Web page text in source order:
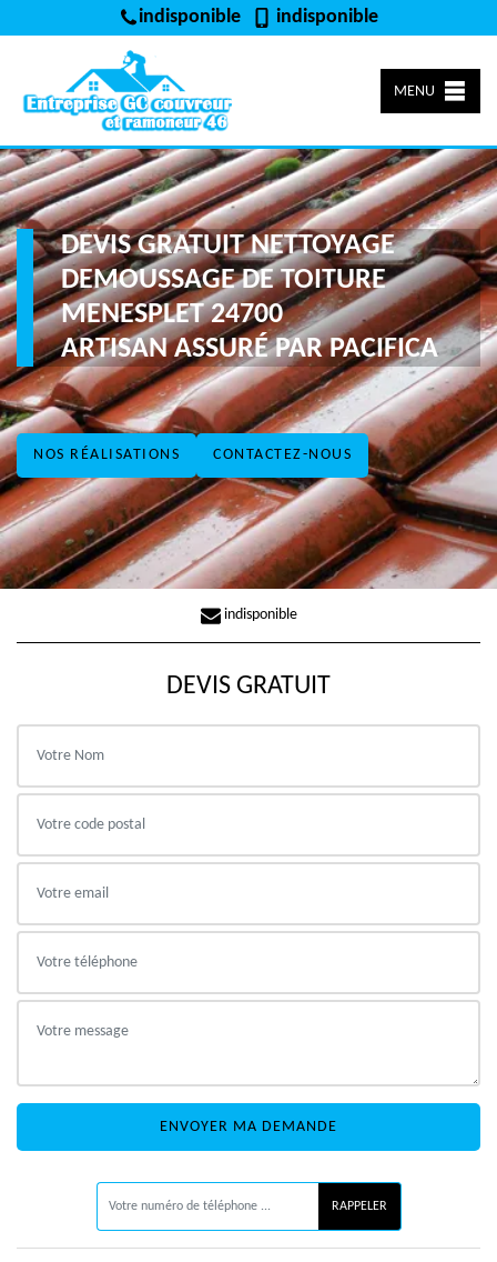
indisponible indisponible
MENU
NOS RÉALISATIONS CONTACTEZ-NOUS
DEVIS GRATUIT NETTOYAGE
DEMOUSSAGE DE TOITURE
MENESPLET 24700
ARTISAN ASSURÉ PAR PACIFICA
indisponible
DEVIS GRATUIT